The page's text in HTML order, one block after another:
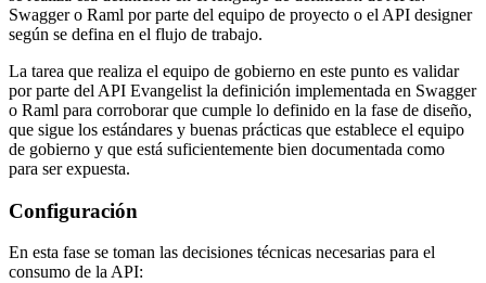
Swagger o Raml por parte del equipo de proyecto o el API designer
según se defina en el flujo de trabajo.
La tarea que realiza el equipo de gobierno en este punto es validar
por parte del API Evangelist la definición implementada en Swagger
o Raml para corroborar que cumple lo definido en la fase de diseño,
que sigue los estándares y buenas prácticas que establece el equipo
de gobierno y que está suficientemente bien documentada como
para ser expuesta.
Configuración
En esta fase se toman las decisiones técnicas necesarias para el
consumo de la API: